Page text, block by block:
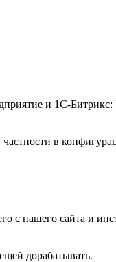
и 1С-
в
с нашего сайта и
дорабатывать.